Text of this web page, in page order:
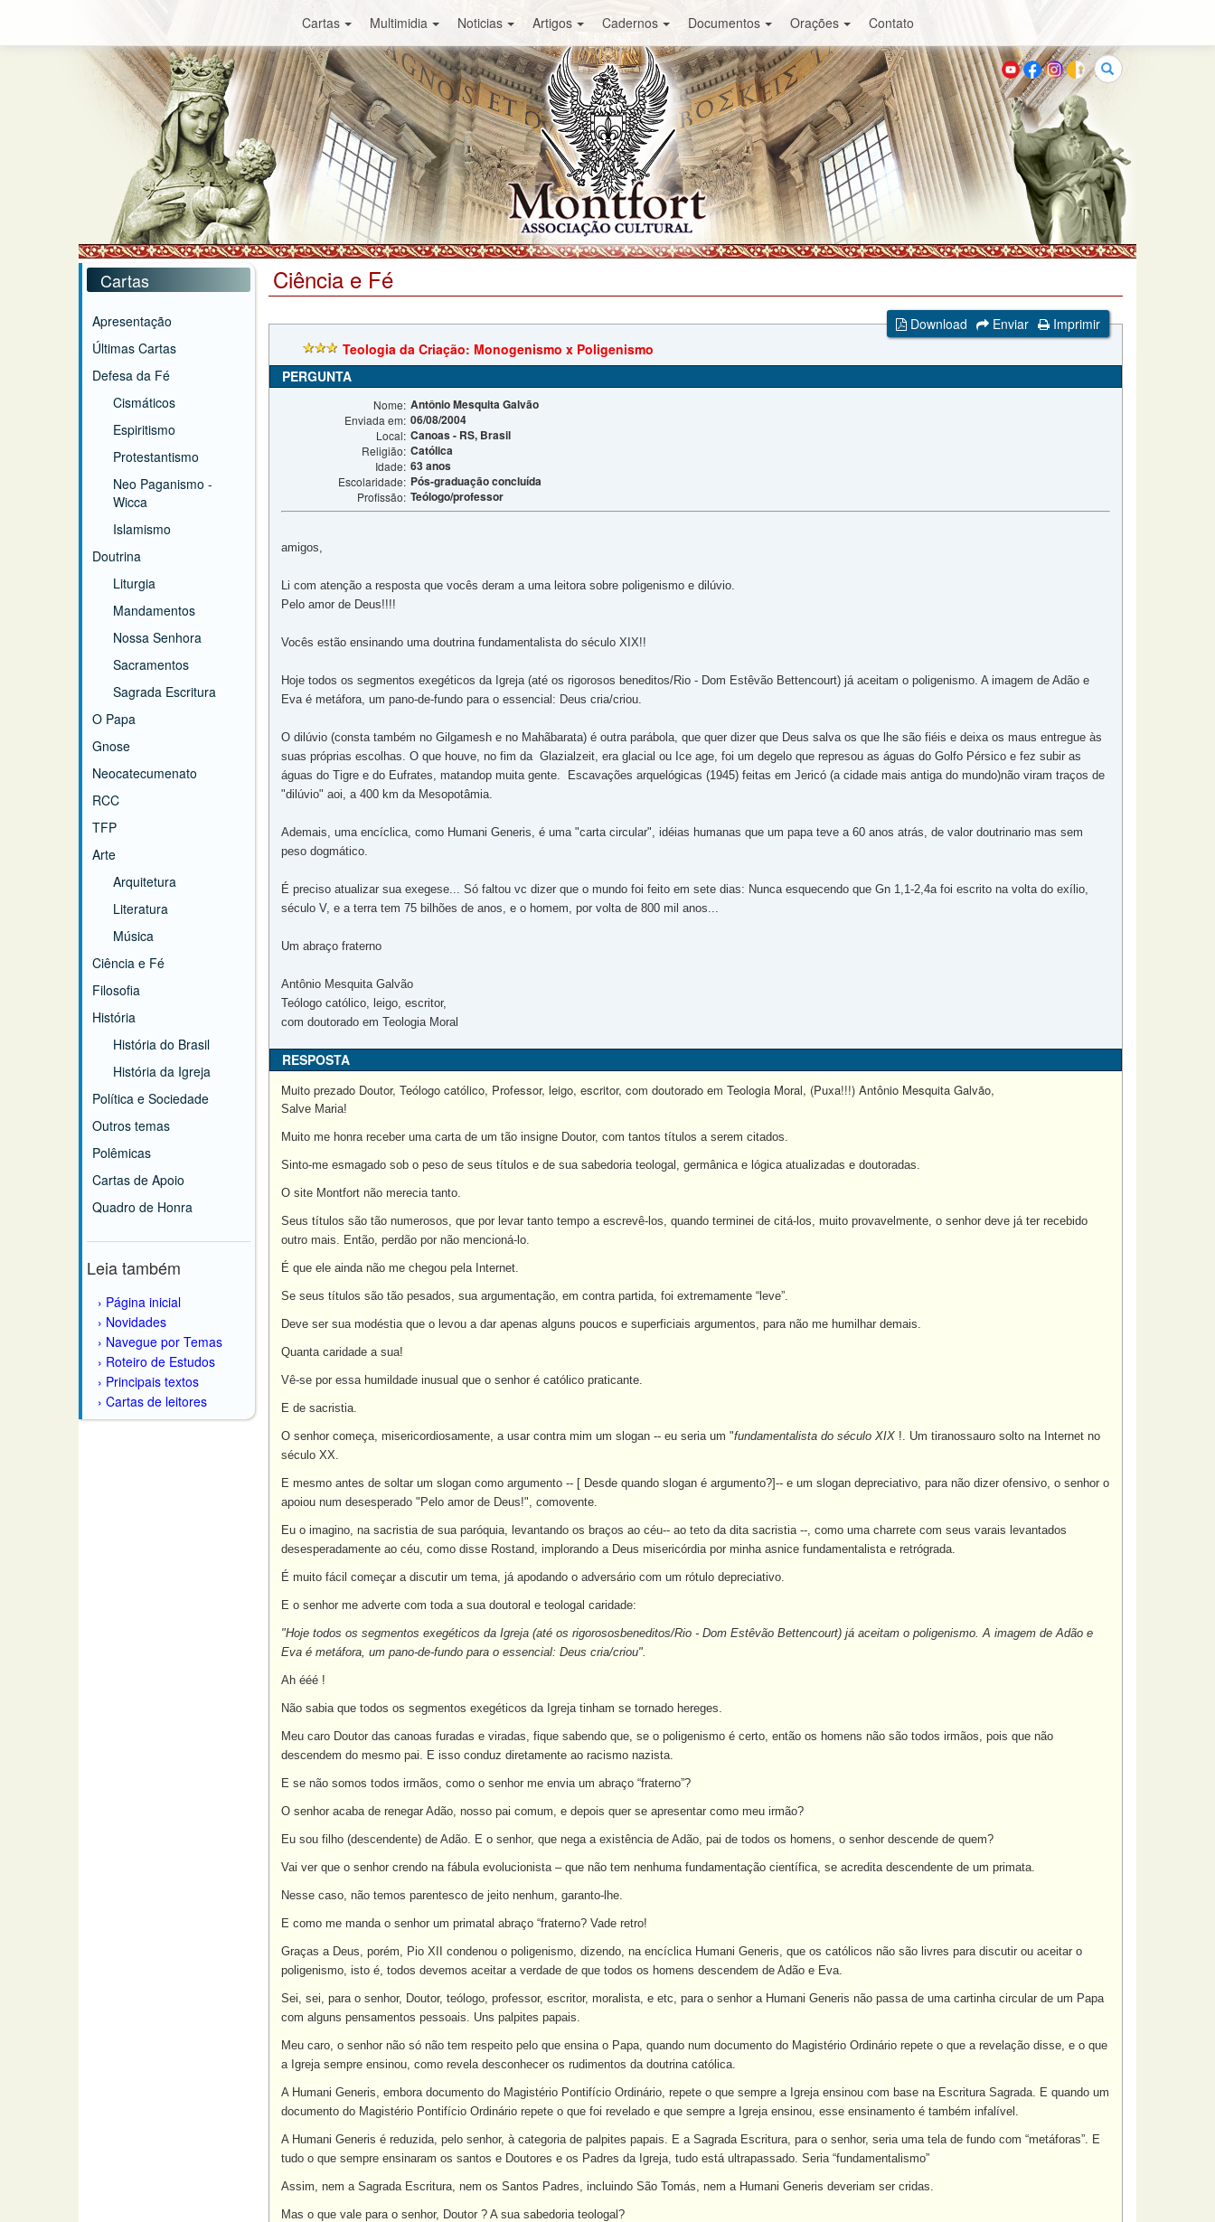
Cartas Multimidia Noticias Artigos Cadernos Documentos Orações Contato
Buscar
Cartas
Apresentação
Últimas Cartas
Defesa da Fé
Cismáticos
Espiritismo
Protestantismo
Neo Paganismo -
Wicca
Islamismo
Doutrina
Liturgia
Mandamentos
Nossa Senhora
Sacramentos
Sagrada Escritura
O Papa
Gnose
Neocatecumenato
RCC
TFP
Arte
Arquitetura
Literatura
Música
Ciência e Fé
Filosofia
História
História do Brasil
História da Igreja
Política e Sociedade
Outros temas
Polêmicas
Cartas de Apoio
Quadro de Honra
Leia também
Página inicial
Novidades
Navegue por Temas
Roteiro de Estudos
Principais textos
Cartas de leitores
Ciência e Fé
Download Enviar
Imprimir
Teologia da Criação: Monogenismo x Poligenismo
PERGUNTA
Nome: Antônio Mesquita Galvão
Enviada em: 06/08/2004
Local: Canoas - RS, Brasil
Religião: Católica
Idade: 63 anos
Escolaridade: Pós-graduação concluída
Profissão: Teólogo/professor
amigos,
Li com atenção a resposta que vocês deram a uma leitora sobre poligenismo e dilúvio.
Pelo amor de Deus!!!!
Vocês estão ensinando uma doutrina fundamentalista do século XIX!!
Hoje todos os segmentos exegéticos da Igreja (até os rigorosos beneditos/Rio - Dom Estêvão Bettencourt) já aceitam o poligenismo. A imagem de Adão e
Eva é metáfora, um pano-de-fundo para o essencial: Deus cria/criou.
O dilúvio (consta também no Gilgamesh e no Mahãbarata) é outra parábola, que quer dizer que Deus salva os que lhe são fiéis e deixa os maus entregue às
suas próprias escolhas. O que houve, no fim da Glazialzeit, era glacial ou Ice age, foi um degelo que represou as águas do Golfo Pérsico e fez subir as
águas do Tigre e do Eufrates, matandop muita gente. Escavações arquelógicas (1945) feitas em Jericó (a cidade mais antiga do mundo)não viram traços de
"dilúvio" aoi, a 400 km da Mesopotâmia.
Ademais, uma encíclica, como Humani Generis, é uma "carta circular", idéias humanas que um papa teve a 60 anos atrás, de valor doutrinario mas sem
peso dogmático.
É preciso atualizar sua exegese... Só faltou vc dizer que o mundo foi feito em sete dias: Nunca esquecendo que Gn 1,1-2,4a foi escrito na volta do exílio,
século V, e a terra tem 75 bilhões de anos, e o homem, por volta de 800 mil anos...
Um abraço fraterno
Antônio Mesquita Galvão
Teólogo católico, leigo, escritor,
com doutorado em Teologia Moral
RESPOSTA
Muito prezado Doutor, Teólogo católico, Professor, leigo, escritor, com doutorado em Teologia Moral, (Puxa!!!) Antônio Mesquita Galvão,
Salve Maria!
Muito me honra receber uma carta de um tão insigne Doutor, com tantos títulos a serem citados.
Sinto-me esmagado sob o peso de seus títulos e de sua sabedoria teologal, germânica e lógica atualizadas e doutoradas.
O site Montfort não merecia tanto.
Seus títulos são tão numerosos, que por levar tanto tempo a escrevê-los, quando terminei de citá-los, muito provavelmente, o senhor deve já ter recebido
outro mais. Então, perdão por não mencioná-lo.
É que ele ainda não me chegou pela Internet.
Se seus títulos são tão pesados, sua argumentação, em contra partida, foi extremamente “leve”.
Deve ser sua modéstia que o levou a dar apenas alguns poucos e superficiais argumentos, para não me humilhar demais.
Quanta caridade a sua!
Vê-se por essa humildade inusual que o senhor é católico praticante.
E de sacristia.
O senhor começa, misericordiosamente, a usar contra mim um slogan -- eu seria um "fundamentalista do século XIX !. Um tiranossauro solto na Internet no
século XX.
E mesmo antes de soltar um slogan como argumento -- [ Desde quando slogan é argumento?]-- e um slogan depreciativo, para não dizer ofensivo, o senhor o
apoiou num desesperado "Pelo amor de Deus!", comovente.
Eu o imagino, na sacristia de sua paróquia, levantando os braços ao céu-- ao teto da dita sacristia --, como uma charrete com seus varais levantados
desesperadamente ao céu, como disse Rostand, implorando a Deus misericórdia por minha asnice fundamentalista e retrógrada.
É muito fácil começar a discutir um tema, já apodando o adversário com um rótulo depreciativo.
E o senhor me adverte com toda a sua doutoral e teologal caridade:
"Hoje todos os segmentos exegéticos da Igreja (até os rigorososbeneditos/Rio - Dom Estêvão Bettencourt) já aceitam o poligenismo. A imagem de Adão e
Eva é metáfora, um pano-de-fundo para o essencial: Deus cria/criou".
Ah ééé !
Não sabia que todos os segmentos exegéticos da Igreja tinham se tornado hereges.
Meu caro Doutor das canoas furadas e viradas, fique sabendo que, se o poligenismo é certo, então os homens não são todos irmãos, pois que não
descendem do mesmo pai. E isso conduz diretamente ao racismo nazista.
E se não somos todos irmãos, como o senhor me envia um abraço “fraterno”?
O senhor acaba de renegar Adão, nosso pai comum, e depois quer se apresentar como meu irmão?
Eu sou filho (descendente) de Adão. E o senhor, que nega a existência de Adão, pai de todos os homens, o senhor descende de quem?
Vai ver que o senhor crendo na fábula evolucionista – que não tem nenhuma fundamentação científica, se acredita descendente de um primata.
Nesse caso, não temos parentesco de jeito nenhum, garanto-lhe.
E como me manda o senhor um primatal abraço “fraterno? Vade retro!
Graças a Deus, porém, Pio XII condenou o poligenismo, dizendo, na encíclica Humani Generis, que os católicos não são livres para discutir ou aceitar o
poligenismo, isto é, todos devemos aceitar a verdade de que todos os homens descendem de Adão e Eva.
Sei, sei, para o senhor, Doutor, teólogo, professor, escritor, moralista, e etc, para o senhor a Humani Generis não passa de uma cartinha circular de um Papa
com alguns pensamentos pessoais. Uns palpites papais.
Meu caro, o senhor não só não tem respeito pelo que ensina o Papa, quando num documento do Magistério Ordinário repete o que a revelação disse, e o que
a Igreja sempre ensinou, como revela desconhecer os rudimentos da doutrina católica.
A Humani Generis, embora documento do Magistério Pontifício Ordinário, repete o que sempre a Igreja ensinou com base na Escritura Sagrada. E quando um
documento do Magistério Pontifício Ordinário repete o que foi revelado e que sempre a Igreja ensinou, esse ensinamento é também infalível.
A Humani Generis é reduzida, pelo senhor, à categoria de palpites papais. E a Sagrada Escritura, para o senhor, seria uma tela de fundo com “metáforas”. E
tudo o que sempre ensinaram os santos e Doutores e os Padres da Igreja, tudo está ultrapassado. Seria “fundamentalismo”
Assim, nem a Sagrada Escritura, nem os Santos Padres, incluindo São Tomás, nem a Humani Generis deveriam ser cridas.
Mas o que vale para o senhor, Doutor ? A sua sabedoria teologal?